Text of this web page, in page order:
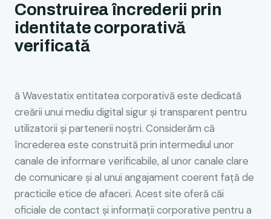
Construirea încrederii prin
identitate corporativă
verificată
ă Wavestatix entitatea corporativă este dedicată
creării unui mediu digital sigur și transparent pentru
utilizatorii și partenerii noștri. Considerăm că
încrederea este construită prin intermediul unor
canale de informare verificabile, al unor canale clare
de comunicare și al unui angajament coerent față de
practicile etice de afaceri. Acest site oferă căi
oficiale de contact și informații corporative pentru a